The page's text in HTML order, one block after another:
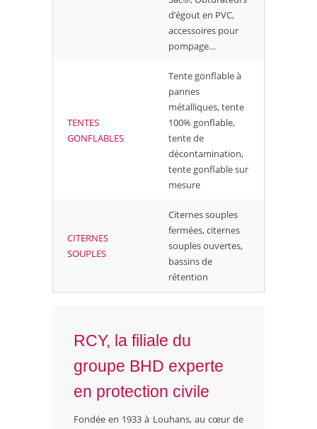
d’égout en PVC,
accessoires pour
pompage…
TENTES
GONFLABLES
Tente gonflable à
pannes
métalliques, tente
100% gonflable,
tente de
décontamination,
tente gonflable sur
mesure
CITERNES
SOUPLES
Citernes souples
fermées, citernes
souples ouvertes,
bassins de
rétention
RCY, la filiale du
groupe BHD experte
en protection civile
Fondée en 1933 à Louhans, au cœur de